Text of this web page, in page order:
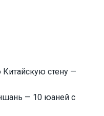
стену —
— 10 юаней с